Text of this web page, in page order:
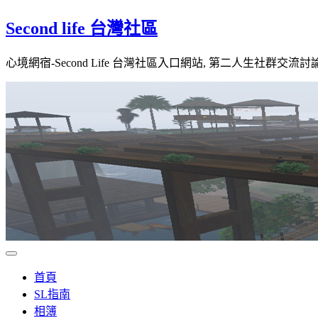
to
Second life 台灣社區
心境網宿-Second Life 台灣社區入口網站, 第二人生社群交流討
首頁
SL指南
相簿